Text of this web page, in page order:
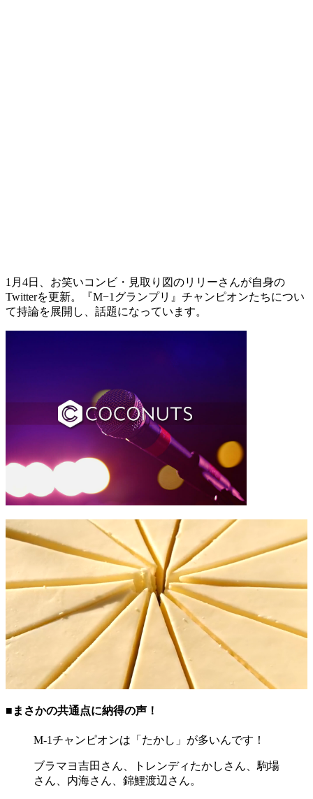
1月4日、お笑いコンビ・見取り図のリリーさんが自身の
Twitterを更新。『M−1グランプリ』チャンピオンたちについ
て持論を展開し、話題になっています。
■まさかの共通点に納得の声！
M-1チャンピオンは「たかし」が多いんです！
ブラマヨ吉田さん、トレンディたかしさん、駒場
さん、内海さん、錦鯉渡辺さん。